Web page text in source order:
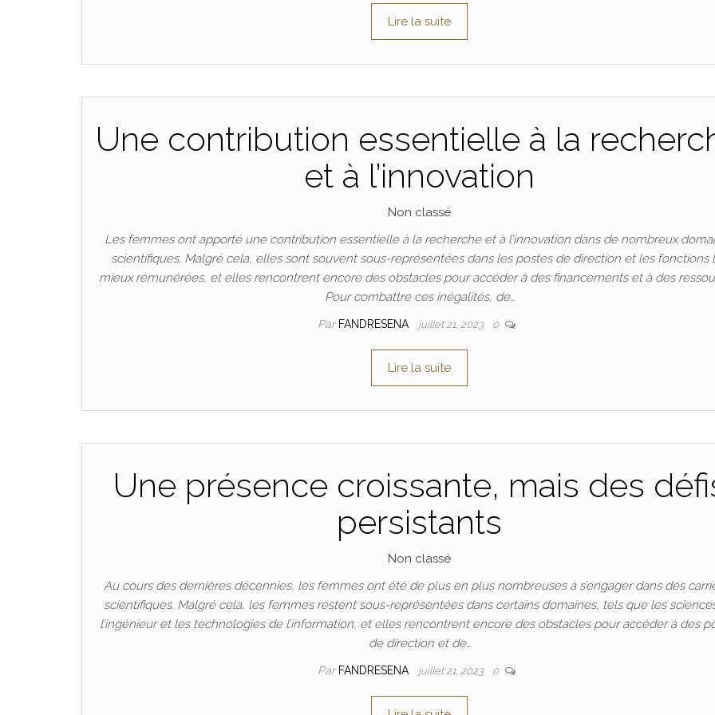
Lire la suite
Une contribution essentielle à la
et à l’innovation
Non classé
Les femmes ont apporté une contribution essentielle à la recherche et à l’innovation dans de nombreux
scientifiques. Malgré cela, elles sont souvent sous-représentées dans les postes de direction et les fonctions
mieux rémunérées, et elles rencontrent encore des obstacles pour accéder à des financements et à des
Pour combattre ces inégalités, de…
Par FANDRESENA juillet 21, 2023 0
Lire la suite
Une présence croissante, mais des
persistants
Non classé
Au cours des dernières décennies, les femmes ont été de plus en plus nombreuses à s’engager dans des
scientifiques. Malgré cela, les femmes restent sous-représentées dans certains domaines, tels que les
l’ingénieur et les technologies de l’information, et elles rencontrent encore des obstacles pour accéder à des
de direction et de…
Par FANDRESENA juillet 21, 2023 0